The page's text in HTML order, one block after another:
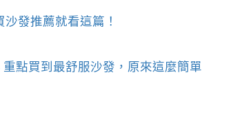
發推薦就看這篇！
點買到最舒服沙發，原來這麼簡單